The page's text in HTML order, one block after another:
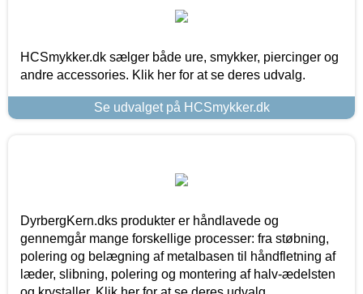
HCSmykker.dk sælger både ure, smykker, piercinger og
andre accessories. Klik her for at se deres udvalg.
Se udvalget på HCSmykker.dk
DyrbergKern.dks produkter er håndlavede og
gennemgår mange forskellige processer: fra støbning,
polering og belægning af metalbasen til håndfletning af
læder, slibning, polering og montering af halv-ædelsten